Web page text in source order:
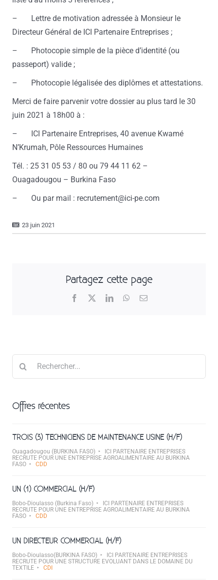
– Lettre de motivation adressée à Monsieur le
Directeur Général de ICI Partenaire Entreprises ;
– Photocopie simple de la pièce d’identité (ou
passeport) valide ;
– Photocopie légalisée des diplômes et attestations.
Merci de faire parvenir votre dossier au plus tard le 30
juin 2021 à 18h00 à :
– ICI Partenaire Entreprises, 40 avenue Kwamé
N’Krumah, Pôle Ressources Humaines
Tél. : 25 31 05 53 / 80 ou 79 44 11 62 –
Ouagadougou – Burkina Faso
– Ou par mail : recrutement@ici-pe.com
23 juin 2021
Partagez cette page
Facebook LinkedInWhatsApp
Email
Offres récentes
TROIS (3) TECHNICIENS DE MAINTENANCE USINE (H/F)
Ouagadougou (BURKINA FASO)
ICI PARTENAIRE ENTREPRISES
RECRUTE POUR UNE ENTREPRISE AGROALIMENTAIRE AU BURKINA
FASO
CDD
UN (1) COMMERCIAL (H/F)
Bobo-Dioulasso (Burkina Faso)
ICI PARTENAIRE ENTREPRISES
RECRUTE POUR UNE ENTREPRISE AGROALIMENTAIRE AU BURKINA
FASO
CDD
UN DIRECTEUR COMMERCIAL (H/F)
Bobo-Dioulasso(BURKINA FASO)
ICI PARTENAIRE ENTREPRISES
RECRUTE POUR UNE STRUCTURE EVOLUANT DANS LE DOMAINE DU
TEXTILE
CDI